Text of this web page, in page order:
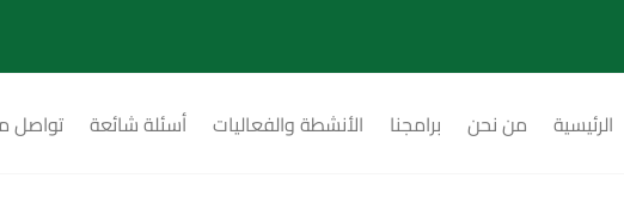
الرئيسية من نحن برامجنا الأنشطة والفعاليات أسئلة شائعة تواصل